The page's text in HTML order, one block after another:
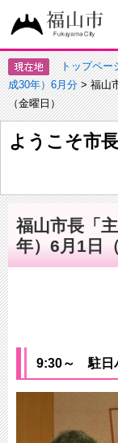
トップペー
成30年）6月分> 福山
（金曜日）
ようこそ市
福山市長「
年）6月1日
9:30～ 駐日